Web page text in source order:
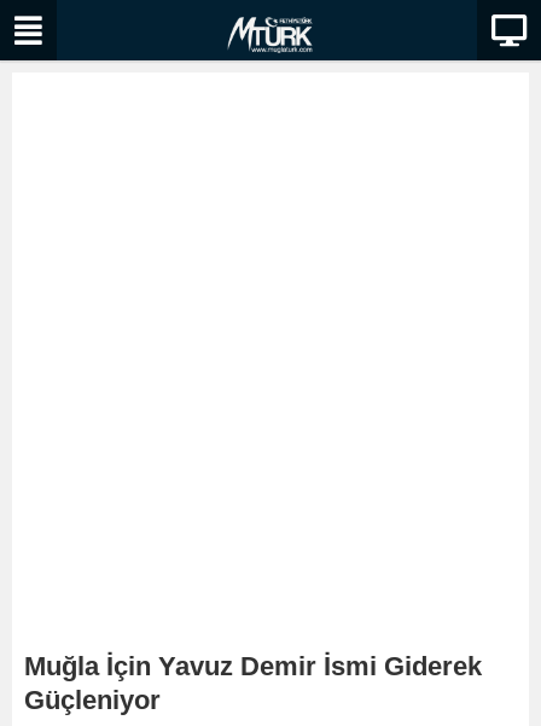
Muğla İçin Yavuz Demir İsmi Giderek
Güçleniyor